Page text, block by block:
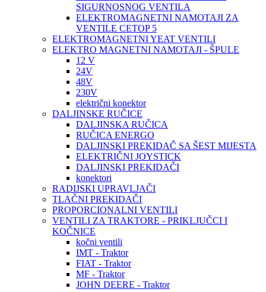
SIGURNOSNOG VENTILA
ELEKTROMAGNETNI NAMOTAJI ZA
VENTILE CETOP 5
ELEKTROMAGNETNI YEAT VENTILI
ELEKTRO MAGNETNI NAMOTAJI - ŠPULE
12 V
24V
48V
230V
električni konektor
DALJINSKE RUČICE
DALJINSKA RUČICA
RUČICA ENERGO
DALJINSKI PREKIDAČ SA ŠEST MIJESTA
ELEKTRIČNI JOYSTICK
DALJINSKI PREKIDAČI
konektori
RADIJSKI UPRAVLJAČI
TLAČNI PREKIDAČI
PROPORCIONALNI VENTILI
VENTILI ZA TRAKTORE - PRIKLJUČCI I
KOČNICE
kočni ventili
IMT - Traktor
FIAT - Traktor
MF - Traktor
JOHN DEERE - Traktor